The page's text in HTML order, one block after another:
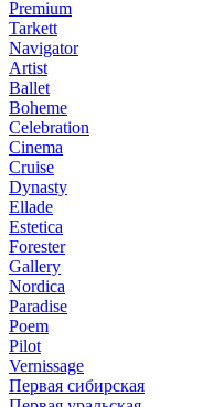
Premium
Tarkett
Navigator
Artist
Ballet
Boheme
Celebration
Cinema
Cruise
Dynasty
Ellade
Estetica
Forester
Gallery
Nordica
Paradise
Poem
Pilot
Vernissage
Первая сибирская